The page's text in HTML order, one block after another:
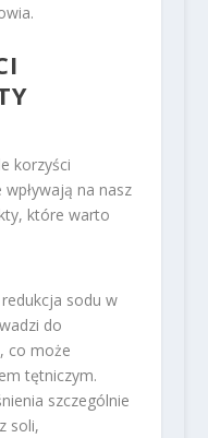
korzyści
na nasz
które warto
redukcja sodu w
do
co może
tętniczym.
szczególnie
soli,